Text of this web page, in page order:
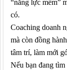
“năng lực mềm”
có.
Coaching doanh
mà còn đồng
tâm trí, làm mới
Nếu bạn đang